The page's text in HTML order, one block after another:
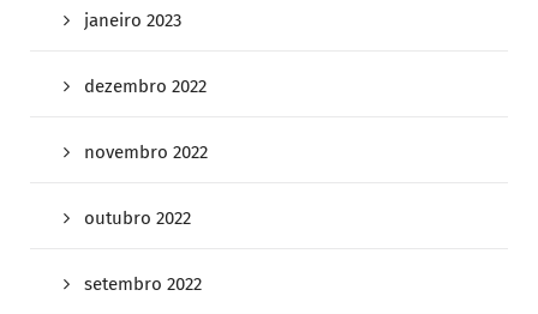
janeiro 2023
dezembro 2022
novembro 2022
outubro 2022
setembro 2022